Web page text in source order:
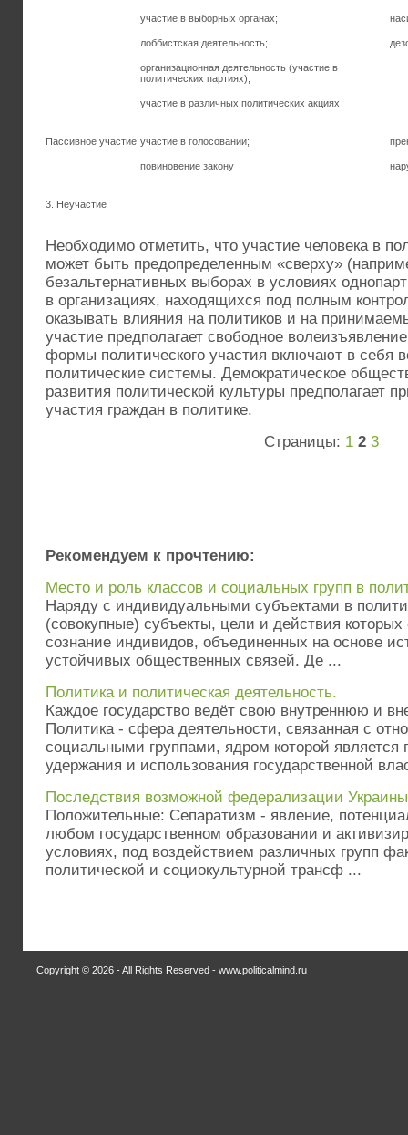
участие в выборных органах;
лоббистская деятельность;
организационная деятельность (участие в
политических партиях);
участие в различных политических акциях
Пассивное участие участие в голосовании;
повиновение закону
3. Неучастие
Необходимо отметить, что участие человека в
может быть предопределенным «сверху»
безальтернативных выборах в условиях
в организациях, находящихся под полным
оказывать влияния на политиков и на
участие предполагает свободное
формы политического участия включают в себя
политические системы. Демократическое
развития политической культуры предполагает
участия граждан в политике.
Страницы: 1 2 3
Рекомендуем к прочтению:
Место и роль классов и социальных групп в
Наряду с индивидуальными субъектами в
(совокупные) субъекты, цели и действия которых
сознание индивидов, объединенных на основе
устойчивых общественных связей. Де ...
Политика и политическая деятельность.
Каждое государство ведёт свою внутреннюю и
Политика - сфера деятельности, связанная с
социальными группами, ядром которой является
удержания и использования государственной
Последствия возможной федерализации Украины
Положительные: Сепаратизм - явление,
любом государственном образовании и
условиях, под воздействием различных групп
политической и социокультурной трансф ...
Copyright © 2026 - All Rights Reserved - www.politicalmind.ru